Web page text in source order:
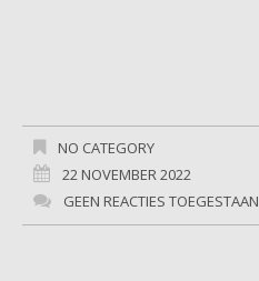
NO CATEGORY
22 NOVEMBER 2022
GEEN REACTIES TOEGESTAAN